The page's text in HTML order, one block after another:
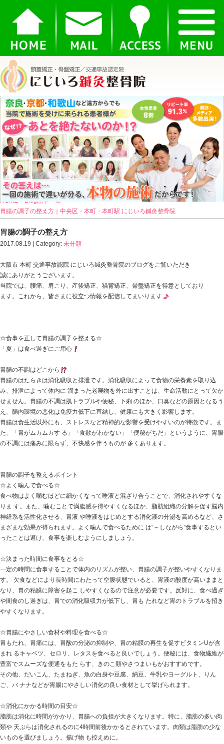
HOME > Blog記事一覧 >
胃腸の調子の整え方
2017.08.19 | Category:
大阪市 本町 交通事故認院 にじいろ鍼灸整骨院のブログ
誠にありがとうございます。
当院では、腰痛、肩こり、産後矯正、猫背矯正、骨盤矯
ます。これから、皆さまに役立つ情報を配信してまいり
☆食事を正して胃腸の調子を整える☆
「夏」は食べ過ぎにご用心
胃腸の不調はどこから
み、排泄によって体内に 溜まった老廃物を外に出すこ
せません。胃腸の不調は肌トラブルや便秘、下痢 のほ
え、腸内環境の悪化は免疫力低下に直結し、健康にも大
胃腸は食生活以外にも、ストレスなど精神的な影響を受
た、「胃がムカムカす る」「食欲がわかない」「便秘
の不調には痛みに限らず、不快感を伴うものが 多くあり
胃腸の調子を整えるポイント
☆よく噛んで食べる☆
食べ物はよく噛むほどに細かくなって唾液と混ざり合う
りま す。また、噛むことで満腹感を得やすくなるほか